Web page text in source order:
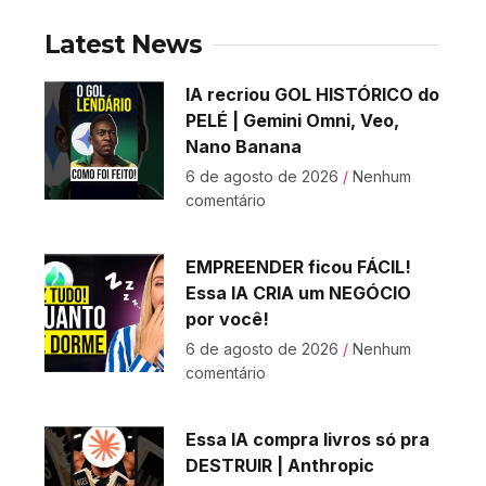
Latest News
IA recriou GOL HISTÓRICO do
PELÉ | Gemini Omni, Veo,
Nano Banana
6 de agosto de 2026 Nenhum
comentário
EMPREENDER ficou FÁCIL!
Essa IA CRIA um NEGÓCIO
por você!
6 de agosto de 2026 Nenhum
comentário
Essa IA compra livros só pra
DESTRUIR | Anthropic